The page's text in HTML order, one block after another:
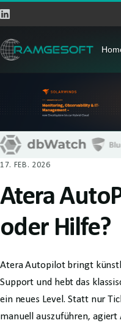
17. FEB. 2026
Atera
oder Hilfe?
Atera Autopilot bringt
Support und hebt das
ein neues Level. Statt nur
manuell auszuführen,